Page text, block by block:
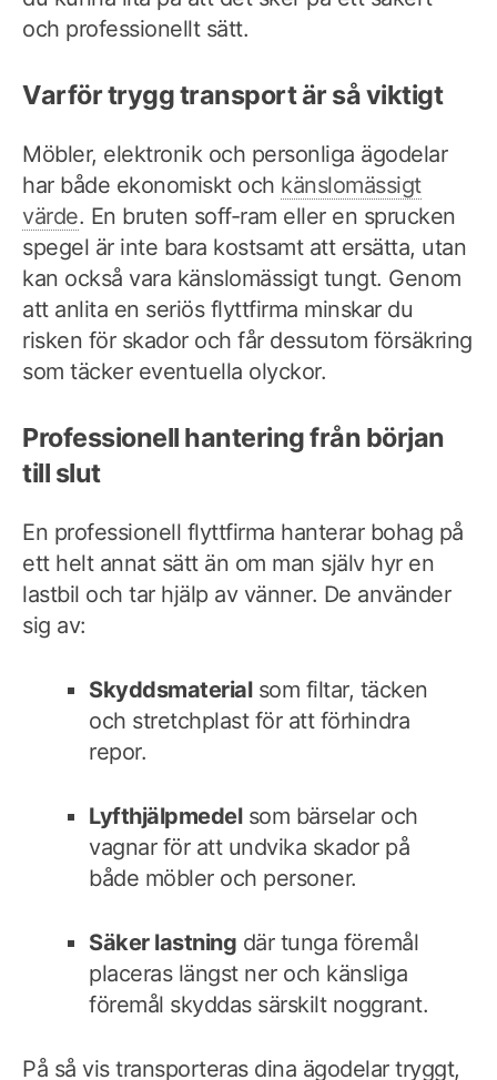
och professionellt sätt.
Varför trygg transport är så viktigt
Möbler, elektronik och personliga ägodelar
har både ekonomiskt och känslomässigt
värde. En bruten soff-ram eller en sprucken
spegel är inte bara kostsamt att ersätta, utan
kan också vara känslomässigt tungt. Genom
att anlita en seriös flyttfirma minskar du
risken för skador och får dessutom försäkring
som täcker eventuella olyckor.
Professionell hantering från början
till slut
En professionell flyttfirma hanterar bohag på
ett helt annat sätt än om man själv hyr en
lastbil och tar hjälp av vänner. De använder
sig av:
Skyddsmaterial som filtar, täcken
och stretchplast för att förhindra
repor.
Lyfthjälpmedel som bärselar och
vagnar för att undvika skador på
både möbler och personer.
Säker lastning där tunga föremål
placeras längst ner och känsliga
föremål skyddas särskilt noggrant.
På så vis transporteras dina ägodelar tryggt,